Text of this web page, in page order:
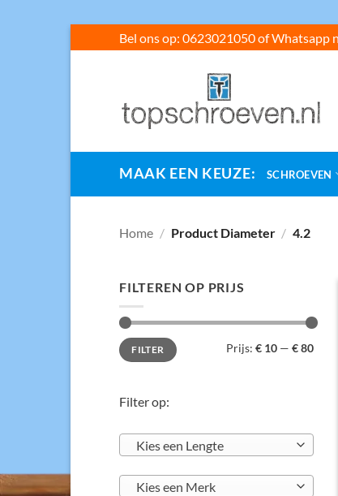
naar
Bel ons op: 0623021050 of Whatsapp
MAAK EEN KEUZE: SCHROEVEN
Home / Product Diameter / 4.2
FILTEREN OP PRIJS
Min.
prijs
Max.
prijsFILTER Prijs: € 10 — € 80
Filter op:
Kies een Lengte
Kies een Merk